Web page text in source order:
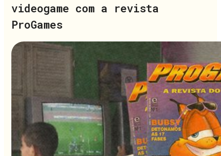
videogame com a revista
ProGames